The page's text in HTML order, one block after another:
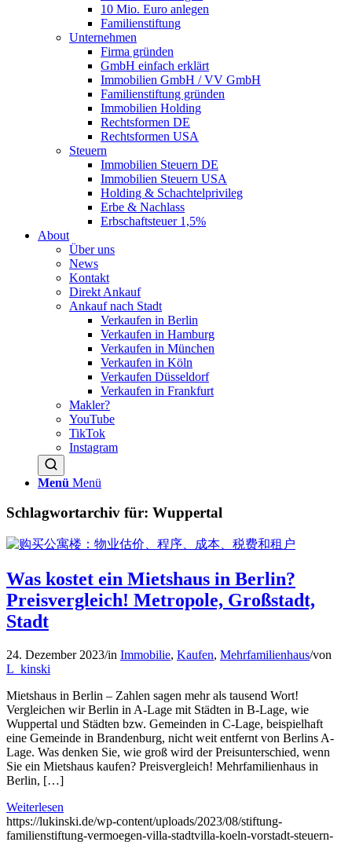
10 Mio. Euro anlegen
Familienstiftung
Unternehmen
Firma gründen
GmbH einfach erklärt
Immobilien GmbH / VV GmbH
Familienstiftung gründen
Immobilien Holding
Rechtsformen DE
Rechtsformen USA
Steuern
Immobilien Steuern DE
Immobilien Steuern USA
Holding & Schachtelprivileg
Erbe & Nachlass
Erbschaftsteuer 1,5%
About
Über uns
News
Kontakt
Direkt Ankauf
Ankauf nach Stadt
Verkaufen in Berlin
Verkaufen in Hamburg
Verkaufen in München
Verkaufen in Köln
Verkaufen Düsseldorf
Verkaufen in Frankfurt
Makler?
YouTube
TikTok
Instagram
Menü Menü
Schlagwortarchiv für: Wuppertal
Was kostet ein Mietshaus in Berlin?
Preisvergleich! Metropole, Großstadt,
Stadt
24. Dezember 2023/in Immobilie, Kaufen, Mehrfamilienhaus/von
L_kinski
Mietshaus in Berlin – Zahlen sagen mehr als tausend Wort!
Vergleichen wir Berlin in A-Lage mit Städten in B-Lage, wie
Wuppertal und Städten bzw. Gemeinden in C-Lage, beispielhaft
eine Gemeinde in Brandenburg, nicht weit entfernt von Berlins A-
Lage. Was denken Sie, wie groß wird der Preisunterschied, wenn
Sie ein Mietshaus kaufen? Preisvergleich! Mehrfamilienhaus in
Berlin, […]
Weiterlesen
https://lukinski.de/wp-content/uploads/2023/08/stiftung-
familienstiftung-vermoegen-villa-stadtvilla-koeln-vorstadt-steuern-